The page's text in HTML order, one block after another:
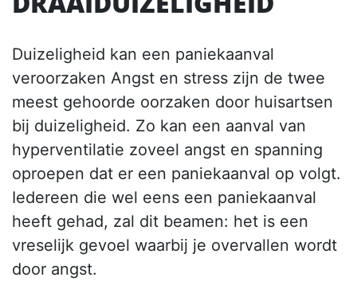
Duizeligheid kan een paniekaanval
veroorzaken Angst en stress zijn de twee
meest gehoorde oorzaken door huisartsen
bij duizeligheid. Zo kan een aanval van
hyperventilatie zoveel angst en spanning
oproepen dat er een paniekaanval op volgt.
Iedereen die wel eens een paniekaanval
heeft gehad, zal dit beamen: het is een
vreselijk gevoel waarbij je overvallen wordt
door angst.